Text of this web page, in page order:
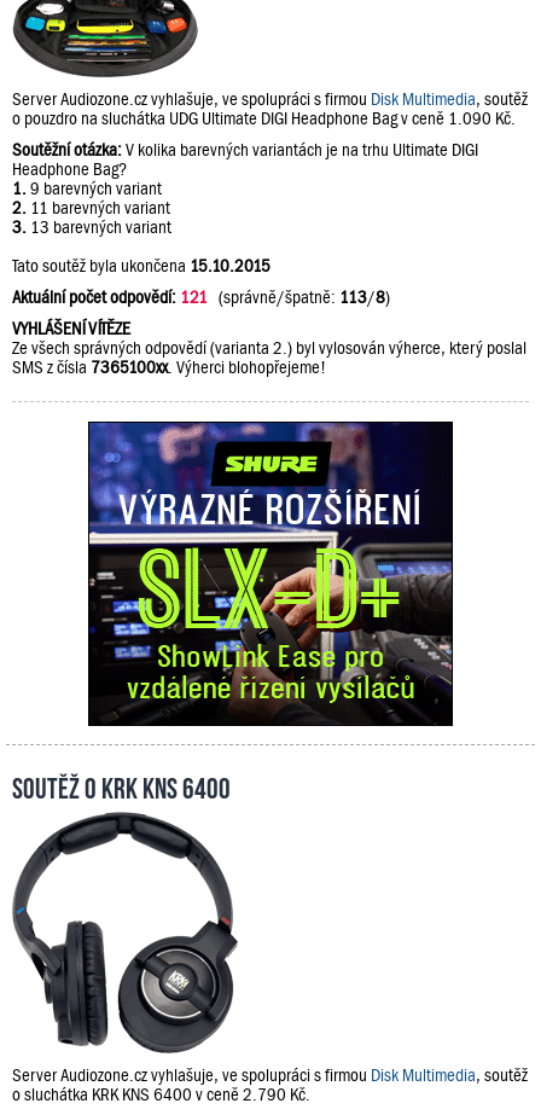
Server Audiozone.cz vyhlašuje, ve spolupráci s firmou Disk Multimedia, soutěž
o pouzdro na sluchátka UDG Ultimate DIGI Headphone Bag v ceně 1.090 Kč.
Soutěžní otázka:V kolika barevných variantách je na trhu Ultimate DIGI
Headphone Bag?
1. 9 barevných variant
2. 11 barevných variant
3. 13 barevných variant
Tato soutěž byla ukončena 15.10.2015
Aktuální počet odpovědí: 121 (správně/špatně: 113/8)
VYHLÁŠENÍ VÍTĚZE
Ze všech správných odpovědí (varianta 2.) byl vylosován výherce, který poslal
SMS z čísla 7365100xx. Výherci blohopřejeme!
Soutěž o KRK KNS 6400
Server Audiozone.cz vyhlašuje, ve spolupráci s firmou Disk Multimedia, soutěž
o sluchátka KRK KNS 6400 v ceně 2.790 Kč.